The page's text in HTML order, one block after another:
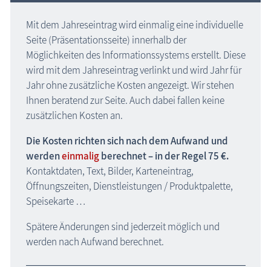
Mit dem Jahreseintrag wird einmalig eine individuelle
Seite (Präsentationsseite) innerhalb der
Möglichkeiten des Informationssystems erstellt. Diese
wird mit dem Jahreseintrag verlinkt und wird Jahr für
Jahr ohne zusätzliche Kosten angezeigt. Wir stehen
Ihnen beratend zur Seite. Auch dabei fallen keine
zusätzlichen Kosten an.
Die Kosten richten sich nach dem Aufwand und
werdeneinmaligberechnet – in der Regel 75 €.
Kontaktdaten, Text, Bilder, Karteneintrag,
Öffnungszeiten, Dienstleistungen / Produktpalette,
Speisekarte …
Spätere Änderungen sind jederzeit möglich und
werden nach Aufwand berechnet.